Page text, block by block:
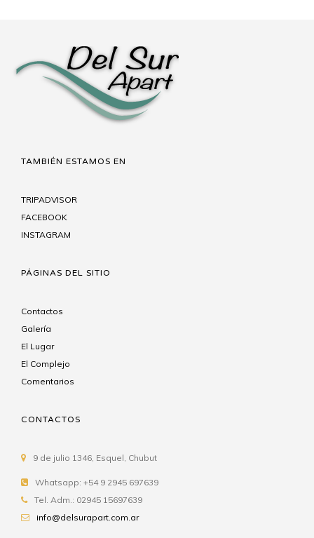
TAMBIÉN ESTAMOS EN
TRIPADVISOR
FACEBOOK
INSTAGRAM
PÁGINAS DEL SITIO
Contactos
Galería
El Lugar
El Complejo
Comentarios
CONTACTOS
9 de julio 1346, Esquel, Chubut
Whatsapp: +54 9 2945 697639
Tel. Adm.: 02945 15697639
info@delsurapart.com.ar